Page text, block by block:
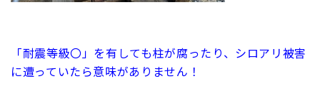
「耐震等級〇」を有しても柱が腐ったり、シロアリ被害
に遭っていたら意味がありません！